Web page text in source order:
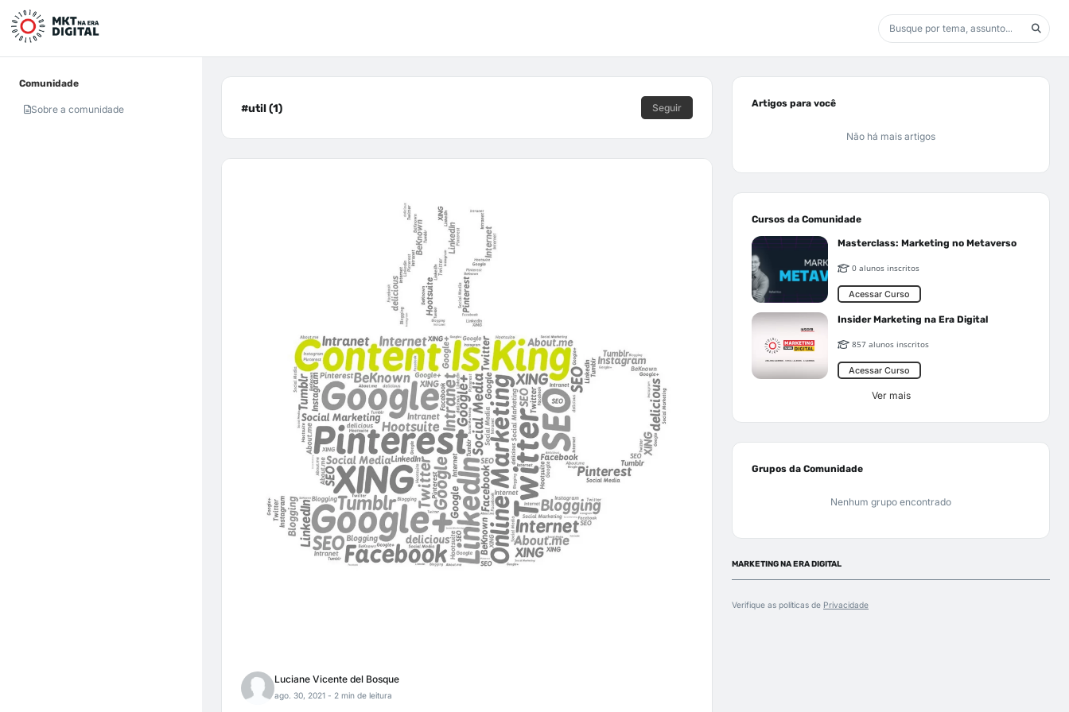
Comunidade
Sobre a comunidade #util (1) Seguir
Luciane Vicente del Bosque
ago. 30, 2021 - 2 min de leitura
Artigos para você
Não há mais artigos
Cursos da Comunidade
Masterclass: Marketing no Metaverso
0 alunos inscritos
Acessar Curso
Insider Marketing na Era Digital
857 alunos inscritos
Acessar Curso
Ver mais
Grupos da Comunidade
Nenhum grupo encontrado
MARKETING NA ERA DIGITAL
Verifique as políticas de Privacidade